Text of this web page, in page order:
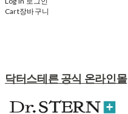
Cart장바구니
닥터스테른 공식 온라인몰